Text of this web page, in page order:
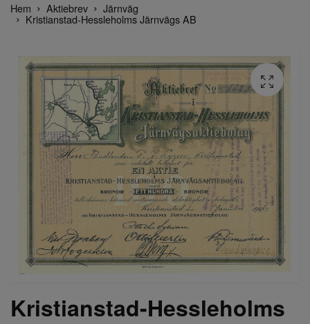
Hem Aktiebrev Järnväg
Kristianstad-Hessleholms Järnvägs AB
Kristianstad-Hessleholms